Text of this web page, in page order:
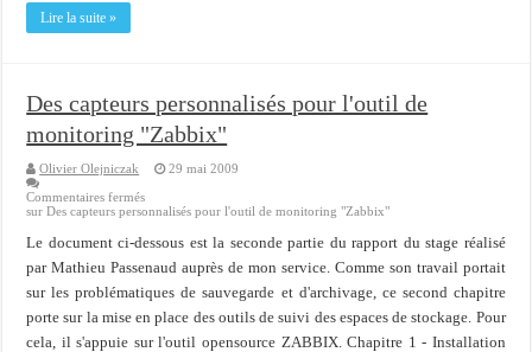
Lire la suite »
Des capteurs personnalisés pour l'outil de
monitoring "Zabbix"
Olivier Olejniczak
29 mai 2009
Commentaires fermés
sur Des capteurs personnalisés pour l'outil de monitoring "Zabbix"
Le document ci-dessous est la seconde partie du rapport du stage réalisé
par Mathieu Passenaud auprès de mon service. Comme son travail portait
sur les problématiques de sauvegarde et d'archivage, ce second chapitre
porte sur la mise en place des outils de suivi des espaces de stockage. Pour
cela, il s'appuie sur l'outil opensource ZABBIX. Chapitre 1 - Installation